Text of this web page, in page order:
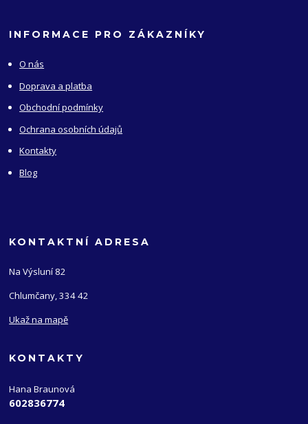
INFORMACE PRO ZÁKAZNÍKY
O nás
Doprava a platba
Obchodní podmínky
Ochrana osobních údajů
Kontakty
Blog
KONTAKTNÍ ADRESA
Na Výsluní 82
Chlumčany, 334 42
Ukaž na mapě
KONTAKTY
Hana Braunová
602836774